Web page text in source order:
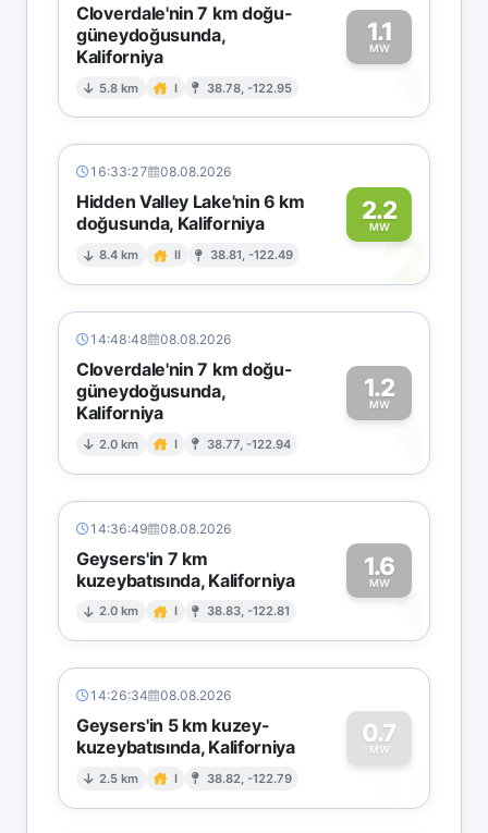
Cloverdale'nin 7 km doğu-
güneydoğusunda,
Kaliforniya
5.8 km I 38.78, -122.95
1.1
MW
1
16:33:27 08.08.2026
Hidden Valley Lake'nin 6 km
doğusunda, Kaliforniya
8.4 km II 38.81, -122.49
2.2
MW2
14:48:48 08.08.2026
Cloverdale'nin 7 km doğu-
güneydoğusunda,
Kaliforniya
2.0 km I 38.77, -122.94
1.2
MW
1
14:36:49 08.08.2026
Geysers'in 7 km
kuzeybatısında, Kaliforniya
2.0 km I 38.83, -122.81
1.6
MW1
14:26:34 08.08.2026
Geysers'in 5 km kuzey-
kuzeybatısında, Kaliforniya
2.5 km I 38.82, -122.79
0.7
MW
0